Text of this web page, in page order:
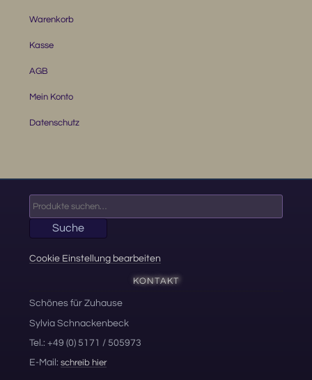
Warenkorb
Kasse
AGB
Mein Konto
Datenschutz
nach:
Suche
Cookie Einstellung bearbeiten
KONTAKT
Schönes für Zuhause
Sylvia Schnackenbeck
Tel.: +49 (0) 5171 / 505973
E-Mail:schreib hier